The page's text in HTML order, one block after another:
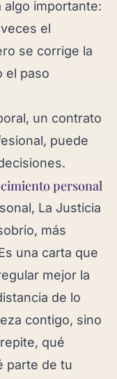
importante:
el
se corrige la
el paso
un contrato
puede
.
personal
La Justicia
más
una carta que
mejor la
de lo
contigo, sino
qué
parte de tu